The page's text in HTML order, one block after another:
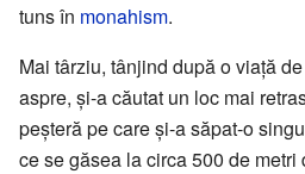
tuns în monahism.
Mai târziu, tânjind după o viață de
aspre, și-a căutat un loc mai
peșteră pe care și-a săpat-o
ce se găsea la circa 500 de